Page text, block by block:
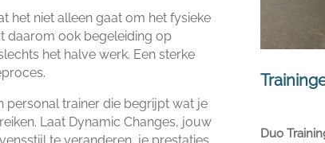
het niet alleen gaat om het fysieke
daarom ook begeleiding op
het halve werk.​ Een sterke
personal trainer die begrijpt wat je
Laat Dynamic Changes, jouw
Duo